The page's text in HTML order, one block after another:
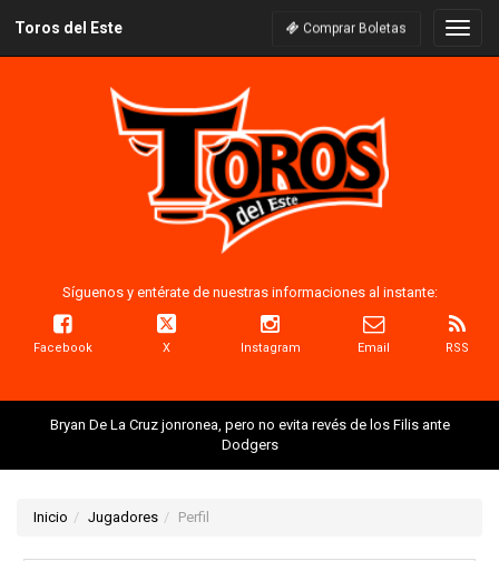
Toros del Este Comprar Boletas
Síguenos y entérate de nuestras informaciones al instante:
Facebook X Instagram Email RSS
Bryan De La Cruz jonronea, pero no evita revés de los Filis ante
Dodgers
Inicio Jugadores Perfil